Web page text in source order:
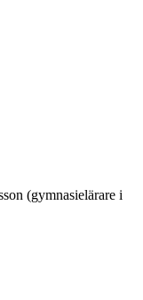
(gymnasielärare i